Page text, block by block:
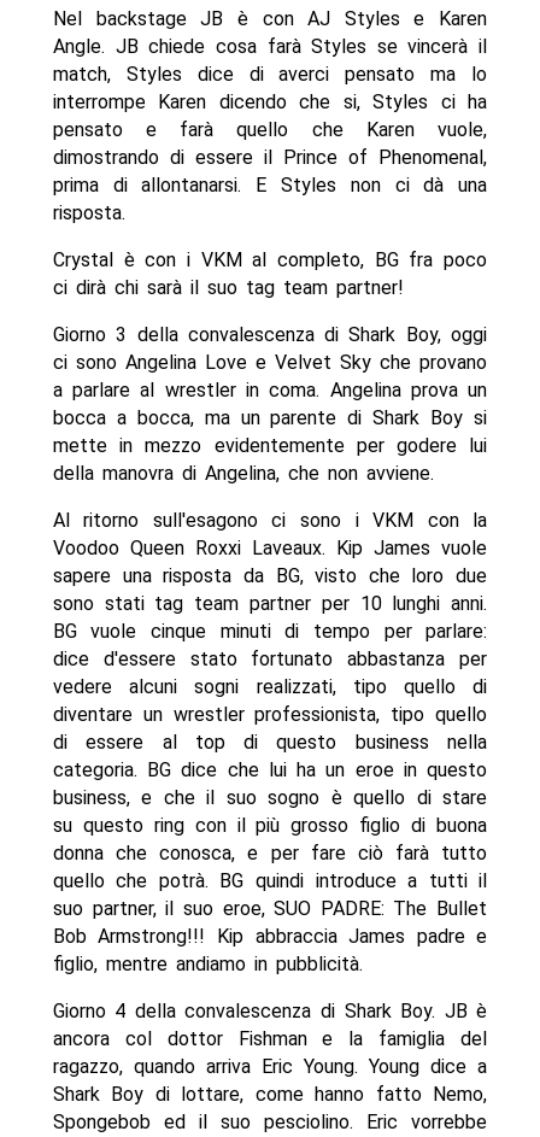
Nel backstage JB è con AJ Styles e Karen
Angle. JB chiede cosa farà Styles se vincerà il
match, Styles dice di averci pensato ma lo
interrompe Karen dicendo che si, Styles ci ha
pensato e farà quello che Karen vuole,
dimostrando di essere il Prince of Phenomenal,
prima di allontanarsi. E Styles non ci dà una
risposta.
Crystal è con i VKM al completo, BG fra poco
ci dirà chi sarà il suo tag team partner!
Giorno 3 della convalescenza di Shark Boy, oggi
ci sono Angelina Love e Velvet Sky che provano
a parlare al wrestler in coma. Angelina prova un
bocca a bocca, ma un parente di Shark Boy si
mette in mezzo evidentemente per godere lui
della manovra di Angelina, che non avviene.
Al ritorno sull'esagono ci sono i VKM con la
Voodoo Queen Roxxi Laveaux. Kip James vuole
sapere una risposta da BG, visto che loro due
sono stati tag team partner per 10 lunghi anni.
BG vuole cinque minuti di tempo per parlare:
dice d'essere stato fortunato abbastanza per
vedere alcuni sogni realizzati, tipo quello di
diventare un wrestler professionista, tipo quello
di essere al top di questo business nella
categoria. BG dice che lui ha un eroe in questo
business, e che il suo sogno è quello di stare
su questo ring con il più grosso figlio di buona
donna che conosca, e per fare ciò farà tutto
quello che potrà. BG quindi introduce a tutti il
suo partner, il suo eroe, SUO PADRE: The Bullet
Bob Armstrong!!! Kip abbraccia James padre e
figlio, mentre andiamo in pubblicità.
Giorno 4 della convalescenza di Shark Boy. JB è
ancora col dottor Fishman e la famiglia del
ragazzo, quando arriva Eric Young. Young dice a
Shark Boy di lottare, come hanno fatto Nemo,
Spongebob ed il suo pesciolino. Eric vorrebbe